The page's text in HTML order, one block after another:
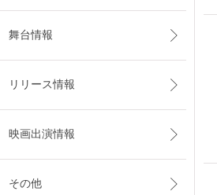
舞台情報
リリース情報
映画出演情報
その他